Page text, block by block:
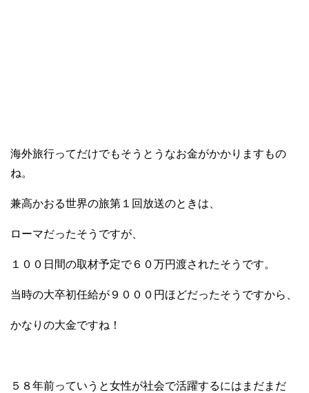
海外旅行ってだけでもそうとうなお金がかかりますもの
ね。
兼高かおる世界の旅第１回放送のときは、
ローマだったそうですが、
１００日間の取材予定で６０万円渡されたそうです。
当時の大卒初任給が９０００円ほどだったそうですから、
かなりの大金ですね！
５８年前っていうと女性が社会で活躍するにはまだまだ